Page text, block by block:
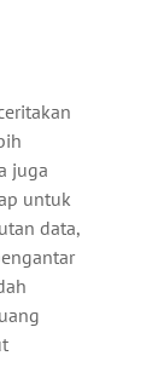
juga
untuk
data,